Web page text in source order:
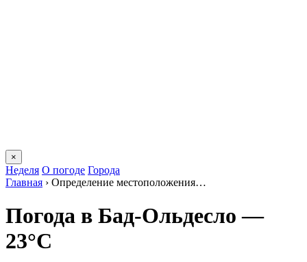
×
Неделя О погоде Города
Главная › Определение местоположения…
Погода в Бад-Ольдесло —
23°C